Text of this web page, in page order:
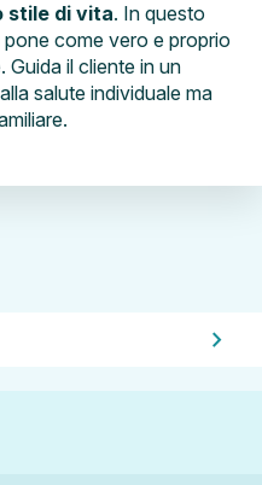
stile di vita. In questo
come vero e proprio
Guida il cliente in un
salute individuale ma
chevron_right